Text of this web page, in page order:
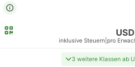
inklusive Steuern pro
3 weitere Klassen ab